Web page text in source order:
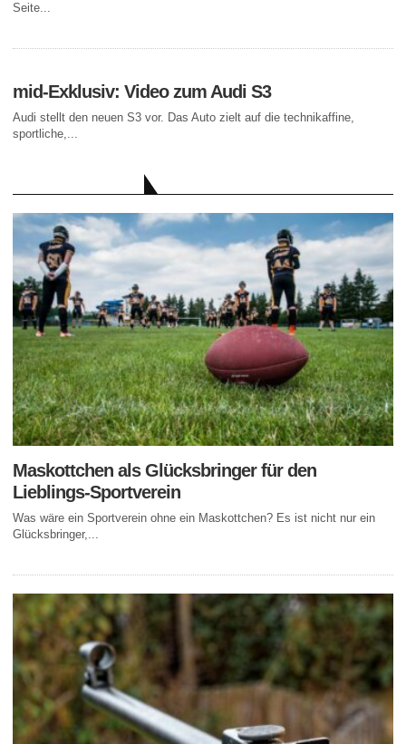
Seite...
mid-Exklusiv: Video zum Audi S3
Audi stellt den neuen S3 vor. Das Auto zielt auf die technikaffine,
sportliche,...
Maskottchen als Glücksbringer für den
Lieblings-Sportverein
Was wäre ein Sportverein ohne ein Maskottchen? Es ist nicht nur ein
Glücksbringer,...